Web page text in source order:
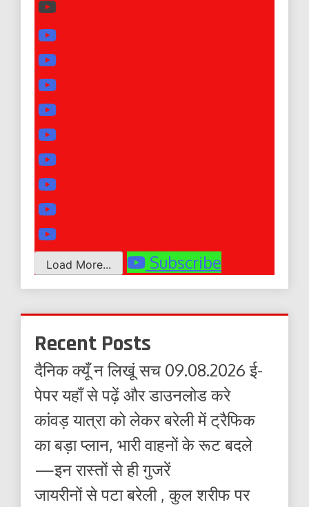
Load More... Subscribe
Recent Posts
दैनिक क्यूँ न लिखूं सच 09.08.2026 ई-
पेपर यहाँ से पढ़ें और डाउनलोड करे
कांवड़ यात्रा को लेकर बरेली में ट्रैफिक
का बड़ा प्लान, भारी वाहनों के रूट बदले
—इन रास्तों से ही गुजरें
जायरीनों से पटा बरेली , कुल शरीफ पर